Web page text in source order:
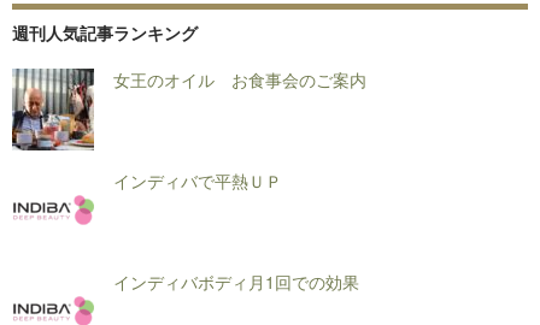
週刊人気記事ランキング
女王のオイル お食事会のご案内
インディバで平熱ＵＰ
インディバボディ月1回での効果